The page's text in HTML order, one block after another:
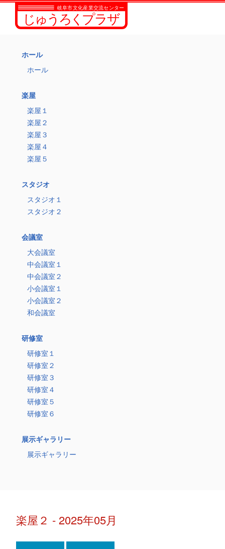
ホール
ホール
楽屋
楽屋１
楽屋２
楽屋３
楽屋４
楽屋５
スタジオ
スタジオ１
スタジオ２
会議室
大会議室
中会議室１
中会議室２
小会議室１
小会議室２
和会議室
研修室
研修室１
研修室２
研修室３
研修室４
研修室５
研修室６
展示ギャラリー
展示ギャラリー
楽屋２ - 2025年05月